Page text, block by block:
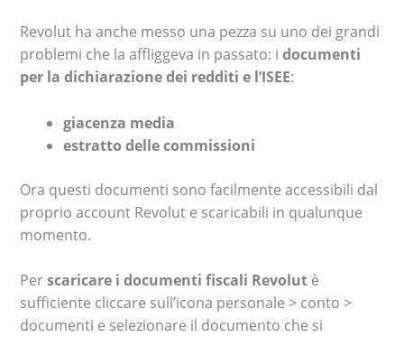
Revolut ha anche messo una pezza su uno dei grandi
problemi che la affliggeva in passato: idocumenti
per la dichiarazione dei redditi e l’ISEE:
giacenza media
estratto delle commissioni
Ora questi documenti sono facilmente accessibili dal
proprio account Revolut e scaricabili in qualunque
momento.
Perscaricare i documenti fiscali Revolut è
sufficiente cliccare sull’icona personale > conto >
documenti e selezionare il documento che si